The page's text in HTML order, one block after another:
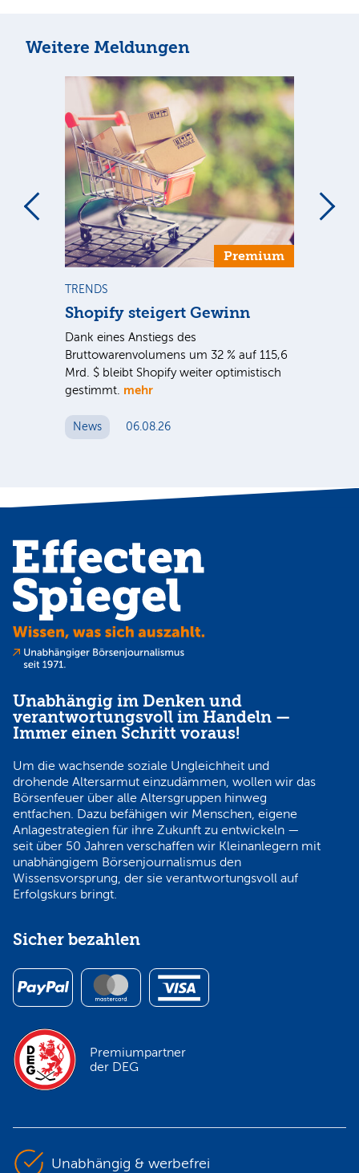
Weitere Meldungen
Premium
TRENDS
Shopify steigert Gewinn
Dank eines Anstiegs des
Bruttowarenvolumens um 32 % auf 115,6
Mrd. $ bleibt Shopify weiter optimistisch
gestimmt. mehr
News 06.08.26
Unabhängig im Denken und
verantwortungsvoll im Handeln —
Immer einen Schritt voraus!
Um die wachsende soziale Ungleichheit und
drohende Altersarmut einzudämmen, wollen wir das
Börsenfeuer über alle Altersgruppen hinweg
entfachen. Dazu befähigen wir Menschen, eigene
Anlagestrategien für ihre Zukunft zu entwickeln —
seit über 50 Jahren verschaffen wir Kleinanlegern mit
unabhängigem Börsenjournalismus den
Wissensvorsprung, der sie verantwortungsvoll auf
Erfolgskurs bringt.
Sicher bezahlen
Premiumpartner
der DEG
Unabhängig & werbefrei